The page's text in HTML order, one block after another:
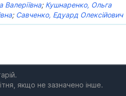
Валеріївна; Кушнаренко, Ольга
; Савченко, Едуард Олексійович
якщо не зазначено інше.